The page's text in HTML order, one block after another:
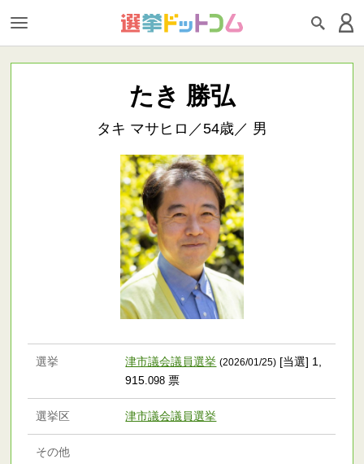
たき 勝弘
タキ マサヒロ／54歳／ 男
選挙 津市議会議員選挙 (2026/01/25) [当選] 1,
915.098 票
選挙区 津市議会議員選挙
その他